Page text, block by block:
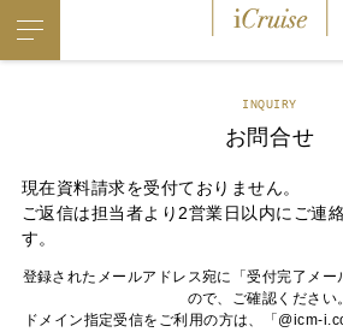
INQUIRY
お問合せ
現在資料請求を受付ておりません。
ご返信は担当者より2営業日以内にご連
す。
登録されたメールアドレス宛に「受付完了メ
ので、ご確認ください。
ドメイン指定受信をご利用の方は、「@icm-